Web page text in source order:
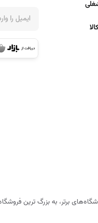
برتر، به بزرگ ترین فروشگاه